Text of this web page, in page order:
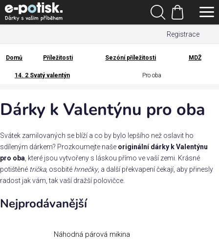
Přejít
na
obsah
Registrace
Hledat
Nákupní
košík
Kategorie
Dárek
pro
Rodina
/
Láska
zájmy a
sport
Domů
Domů Příležitosti Sezóní příležitosti MDŽ
14. 2 Svatý valentýn Pro oba
Dárky k Valentýnu pro oba
Svátek zamilovaných se blíží a co by bylo lepšího než oslavit ho
sdíleným dárkem? Prozkoumejte naše originální dárky k Valentýnu
pro oba , které jsou vytvořeny s láskou přímo ve vaší zemi. Krásné
potištěné trička, osobité hrnečky, a další překvapení čekají, aby přinesly
radost jak vám, tak vaší dražší polovičce.
Nejprodávanější
Náhodná párová mikina